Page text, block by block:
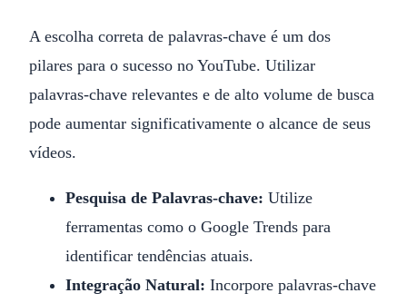
A escolha correta de palavras-chave é um dos
pilares para o sucesso no YouTube. Utilizar
palavras-chave relevantes e de alto volume de busca
pode aumentar significativamente o alcance de seus
vídeos.
Pesquisa de Palavras-chave: Utilize
ferramentas como o Google Trends para
identificar tendências atuais.
Integração Natural: Incorpore palavras-chave